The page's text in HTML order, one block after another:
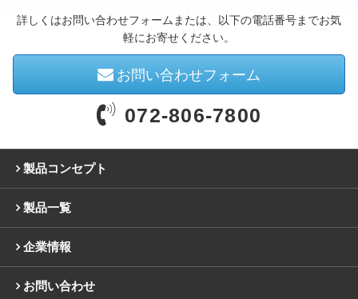
詳しくはお問い合わせフォームまたは、以下の電話番号までお気
軽にお寄せください。
お問い合わせフォーム
072-806-7800
製品コンセプト
製品一覧
企業情報
お問い合わせ